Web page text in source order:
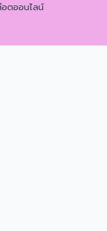
ตออนไลน์